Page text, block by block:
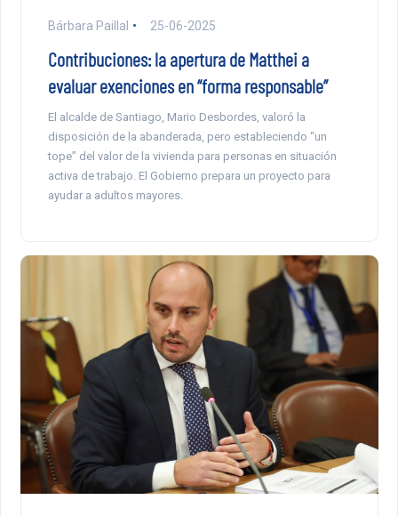
Bárbara Paillal 25-06-2025
Contribuciones: la apertura de Matthei a
evaluar exenciones en “forma responsable”
El alcalde de Santiago, Mario Desbordes, valoró la
disposición de la abanderada, pero estableciendo “un
tope” del valor de la vivienda para personas en situación
activa de trabajo. El Gobierno prepara un proyecto para
ayudar a adultos mayores.